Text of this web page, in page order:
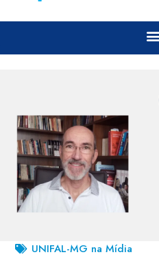
UNIFAL-MG na Mídia